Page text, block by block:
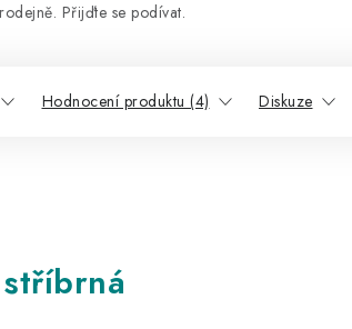
Přijďte se podívat.
Hodnocení produktu (4) Diskuze